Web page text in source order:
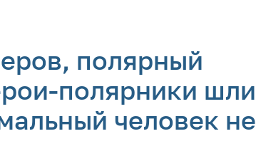
полярный
полярники шли
человек не